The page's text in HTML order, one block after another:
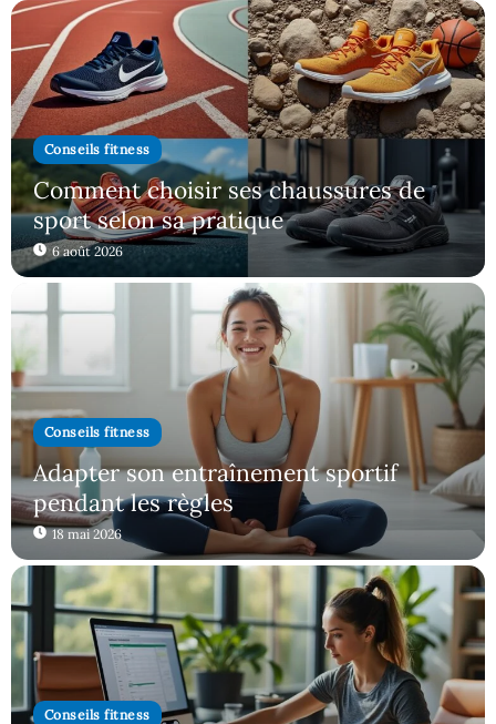
Conseils fitness
Comment choisir ses chaussures de
sport selon sa pratique
6 août 2026
Conseils fitness
Adapter son entraînement sportif
pendant les règles
18 mai 2026
Conseils fitness